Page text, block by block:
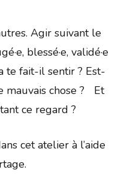
Agir suivant le
blessé·e, validé·e
te fait-il sentir ? Est-
mauvais chose ? Et
ce regard ?
cet atelier à l’aide